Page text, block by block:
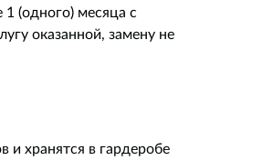
1 (одного) месяца с
оказанной, замену не
хранятся в гардеробе